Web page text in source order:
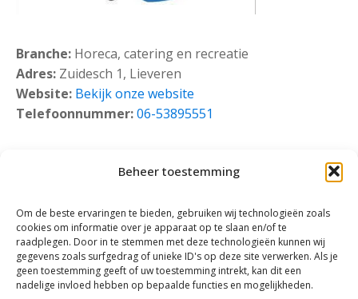
Beheer toestemming
Om de beste ervaringen te bieden, gebruiken wij technologieën zoals
cookies om informatie over je apparaat op te slaan en/of te
raadplegen. Door in te stemmen met deze technologieën kunnen wij
gegevens zoals surfgedrag of unieke ID's op deze site verwerken. Als je
geen toestemming geeft of uw toestemming intrekt, kan dit een
nadelige invloed hebben op bepaalde functies en mogelijkheden.
Branche: Horeca, catering en recreatie
Adres: Zuidesch 1, Lieveren
Website: Bekijk onze website
Telefoonnummer:06-53895551